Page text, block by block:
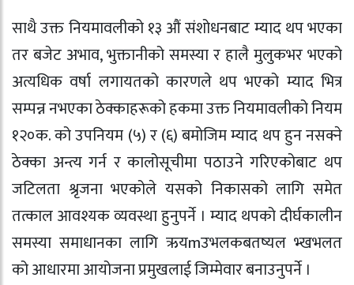
साथै उक्त नियमावलीको १३ औं संशोधनबाट म्याद थप भएका
तर बजेट अभाव, भुक्तानीको समस्या र हालै मुलुकभर भएको
अत्यधिक वर्षा लगायतको कारणले थप भएको म्याद भित्र
सम्पन्न नभएका ठेक्काहरूको हकमा उक्त नियमावलीको नियम
१२०क. को उपनियम (५) र (६) बमोजिम म्याद थप हुन नसक्ने
ठेक्का अन्त्य गर्न र कालोसूचीमा पठाउने गरिएकोबाट थप
जटिलता श्रृजना भएकोले यसको निकासको लागि समेत
तत्काल आवश्यक व्यवस्था हुनुपर्ने । म्याद थपको दीर्घकालीन
समस्या समाधानका लागि ऋयmउभलकबतष्यल भ्खभलत
को आधारमा आयोजना प्रमुखलाई जिम्मेवार बनाउनुपर्ने ।